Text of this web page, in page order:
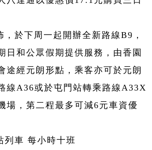
，於下周一起開辦全新路線B9，
日和公眾假期提供服務，由香園
途經元朗形點，乘客亦可於元朗
線A36或於屯門站轉乘路線A33X
場，第二程最多可減6元車資優
列車 每小時十班